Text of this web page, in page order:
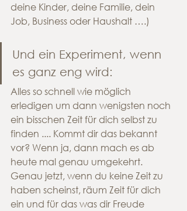
deine Kinder, deine Familie, dein
Job, Business oder Haushalt ….)
Und ein Experiment, wenn
es ganz eng wird:
Alles so schnell wie möglich
erledigen um dann wenigsten noch
ein bisschen Zeit für dich selbst zu
finden .... Kommt dir das bekannt
vor? Wenn ja, dann mach es ab
heute mal genau umgekehrt.
Genau jetzt, wenn du keine Zeit zu
haben scheinst, räum Zeit für dich
ein und für das was dir Freude